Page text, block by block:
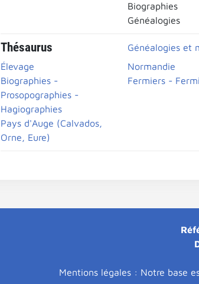
Biographies
Généalogies
Thésaurus
Généalogies et
Élevage
Normandie
Biographies -
Prosopographies -
Hagiographies
Fermiers -
Pays d'Auge (Calvados,
Orne, Eure)
Mentions légales : Notre base